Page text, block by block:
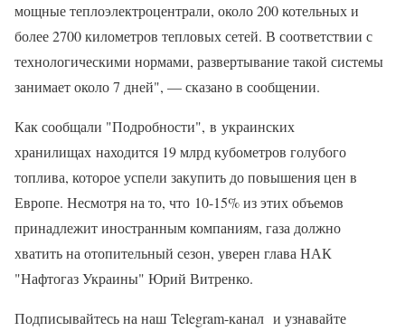
мощные теплоэлектроцентрали, около 200 котельных и
более 2700 километров тепловых сетей. В соответствии с
технологическими нормами, развертывание такой системы
занимает около 7 дней", — сказано в сообщении.
Как сообщали "Подробности", в украинских
хранилищах находится 19 млрд кубометров голубого
топлива, которое успели закупить до повышения цен в
Европе. Несмотря на то, что 10-15% из этих объемов
принадлежит иностранным компаниям, газа должно
хватить на отопительный сезон, уверен глава НАК
"Нафтогаз Украины" Юрий Витренко.
Подписывайтесь на наш Telegram-канал и узнавайте